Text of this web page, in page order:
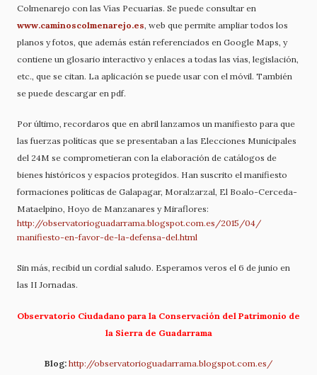
Colmenarejo con las Vías Pecuarias. Se puede consultar en
www.caminoscolmenarejo.es, web que permite ampliar todos los
planos y fotos, que además están referenciados en Google Maps, y
contiene un glosario interactivo y enlaces a todas las vías, legislación,
etc., que se citan. La aplicación se puede usar con el móvil. También
se puede descargar en pdf.
Por último, recordaros que en abril lanzamos un manifiesto para que
las fuerzas políticas que se presentaban a las Elecciones Municipales
del 24M se comprometieran con la elaboración de catálogos de
bienes históricos y espacios protegidos. Han suscrito el manifiesto
formaciones políticas de Galapagar, Moralzarzal, El Boalo-Cerceda-
Mataelpino, Hoyo de Manzanares y Miraflores:
http://observatorioguadarrama.blogspot.com.es/2015/04/
manifiesto-en-favor-de-la-defensa-del.html
Sin más, recibid un cordial saludo. Esperamos veros el 6 de junio en
las II Jornadas.
Observatorio Ciudadano para la Conservación del Patrimonio de
la Sierra de Guadarrama
Blog: http://observatorioguadarrama.blogspot.com.es/